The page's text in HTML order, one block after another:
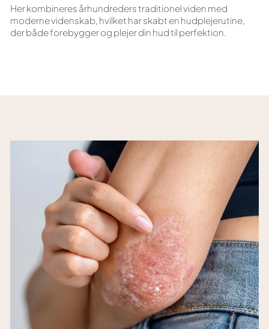
Her kombineres århundreders traditionel viden med
moderne videnskab, hvilket har skabt en hudplejerutine,
der både forebygger og plejer din hud til perfektion.